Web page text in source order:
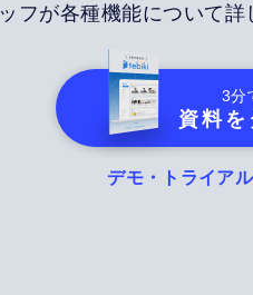
ッフが各種機能について詳
3分
資料を
デモ・トライア